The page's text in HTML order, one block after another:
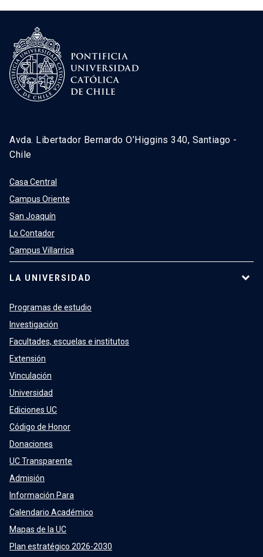
Avda. Libertador Bernardo O’Higgins 340, Santiago -
Chile
Casa Central
Campus Oriente
San Joaquín
Lo Contador
Campus Villarrica
LA UNIVERSIDAD
Programas de estudio
Investigación
Facultades, escuelas e institutos
Extensión
Vinculación
Universidad
Ediciones UC
Código de Honor
Donaciones
UC Transparente
Admisión
Información Para
Calendario Académico
Mapas de la UC
Plan estratégico 2026-2030